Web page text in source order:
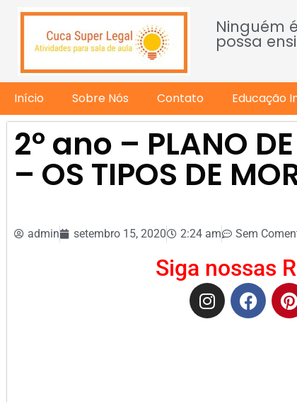
Ninguém
possa
Início Sobre Nós Contato Educação
2º ano – PLANO
– OS TIPOS DE
admin setembro 15, 2020 2:24 am Sem
Siga nossas